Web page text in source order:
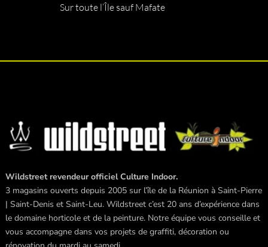
Sur toute l’Île sauf Mafate
Wildstreet revendeur officiel Culture Indoor.
3 magasins ouverts depuis 2005 sur l’île de la Réunion à Saint-Pierre
| Saint-Denis et Saint-Leu. Wildstreet c’est 20 ans d’expérience dans
le domaine horticole et de la peinture. Notre équipe vous conseille et
vous accompagne dans vos projets de graffiti, décoration ou